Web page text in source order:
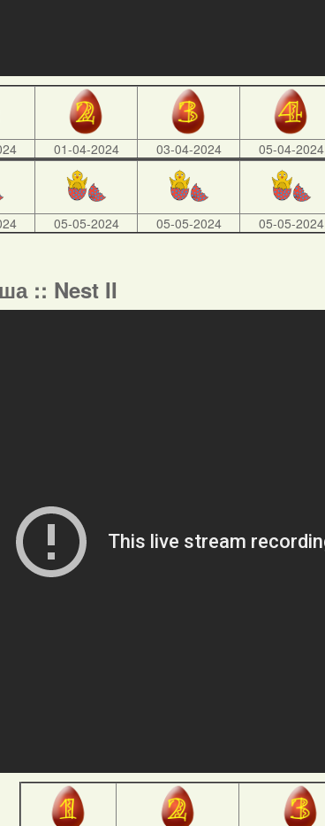
01-04-2024 03-04-2024 05-04-2024
05-05-2024 05-05-2024 05-05-2024
:: Nest II